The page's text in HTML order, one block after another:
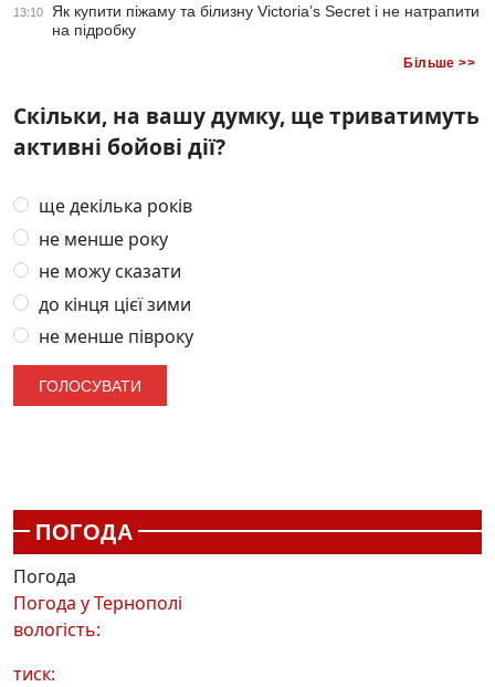
13:10
Як купити піжаму та білизну Victoria’s Secret і не натрапити
на підробку
Більше >>
Скільки, на вашу думку, ще триватимуть
активні бойові дії?
ще декілька років
не менше року
не можу сказати
до кінця цієї зими
не менше півроку
ПОГОДА
Погода
Погода уТернополі
вологість:
тиск: